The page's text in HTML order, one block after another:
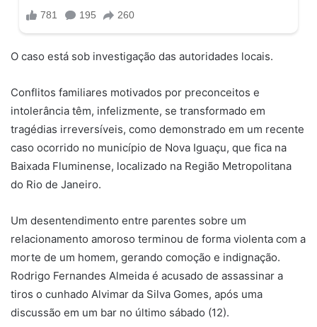
O caso está sob investigação das autoridades locais.
Conflitos familiares motivados por preconceitos e
intolerância têm, infelizmente, se transformado em
tragédias irreversíveis, como demonstrado em um recente
caso ocorrido no município de Nova Iguaçu, que fica na
Baixada Fluminense, localizado na Região Metropolitana
do Rio de Janeiro.
Um desentendimento entre parentes sobre um
relacionamento amoroso terminou de forma violenta com a
morte de um homem, gerando comoção e indignação.
Rodrigo Fernandes Almeida é acusado de assassinar a
tiros o cunhado Alvimar da Silva Gomes, após uma
discussão em um bar no último sábado (12).